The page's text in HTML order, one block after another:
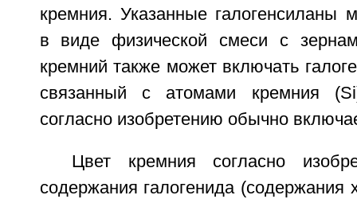
кремния. Указанные галогенсиланы
в виде физической смеси с
кремний также может включать
связанный с атомами кремния
согласно изобретению обычно
Цвет кремния согласно
содержания галогенида (содержания